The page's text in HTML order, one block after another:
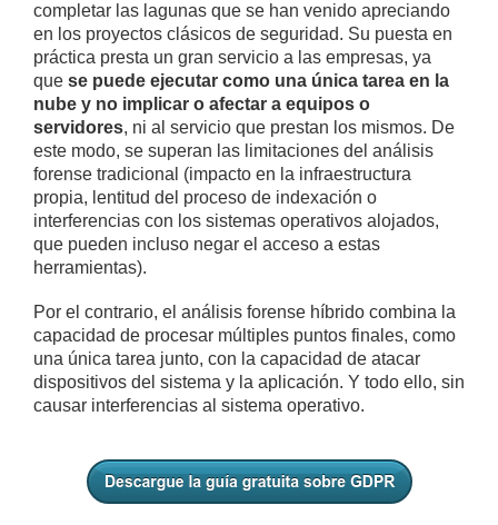
completar las lagunas que se han venido apreciando
en los proyectos clásicos de seguridad. Su puesta en
práctica presta un gran servicio a las empresas, ya
que se puede ejecutar como una única tarea en la
nube y no implicar o afectar a equipos o
servidores, ni al servicio que prestan los mismos. De
este modo, se superan las limitaciones del análisis
forense tradicional (impacto en la infraestructura
propia, lentitud del proceso de indexación o
interferencias con los sistemas operativos alojados,
que pueden incluso negar el acceso a estas
herramientas).
Por el contrario, el análisis forense híbrido combina la
capacidad de procesar múltiples puntos finales, como
una única tarea junto, con la capacidad de atacar
dispositivos del sistema y la aplicación. Y todo ello, sin
causar interferencias al sistema operativo.